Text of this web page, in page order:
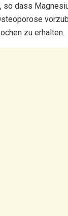
so dass
zu erhalten.